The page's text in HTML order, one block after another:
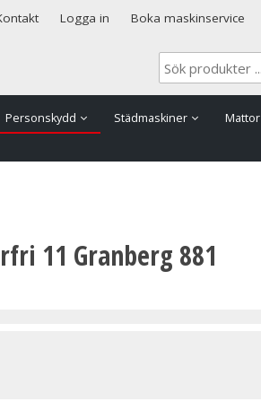
Logga in Boka maskinservice
Personskydd Städmaskiner Mattor
11 Granberg 881